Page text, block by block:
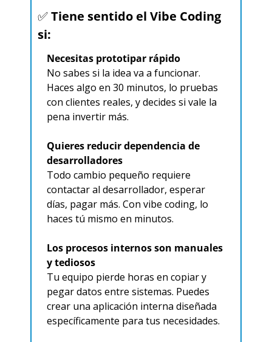
✅ Tiene sentido el Vibe Coding
si:
Necesitas prototipar rápido
No sabes si la idea va a funcionar.
Haces algo en 30 minutos, lo pruebas
con clientes reales, y decides si vale la
pena invertir más.
Quieres reducir dependencia de
desarrolladores
Todo cambio pequeño requiere
contactar al desarrollador, esperar
días, pagar más. Con vibe coding, lo
haces tú mismo en minutos.
Los procesos internos son manuales
y tediosos
Tu equipo pierde horas en copiar y
pegar datos entre sistemas. Puedes
crear una aplicación interna diseñada
específicamente para tus necesidades.